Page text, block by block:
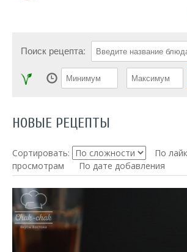
Поиск рецепта:
НОВЫЕ РЕЦЕПТЫ
Сортировать: По
просмотрам
По дате добавления